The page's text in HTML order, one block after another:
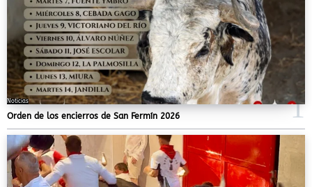
Noticias
Orden de los encierros de San Fermín 2026